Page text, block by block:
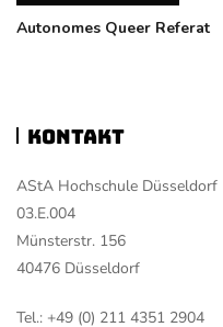
Autonomes Queer Referat
Kontakt
AStA Hochschule Düsseldorf
03.E.004
Münsterstr. 156
40476 Düsseldorf
Tel.: +49 (0) 211 4351 2904